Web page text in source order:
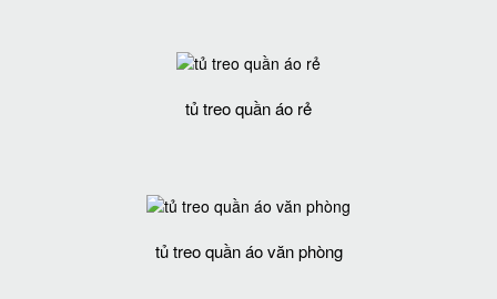
tủ treo quần áo rẻ
tủ treo quần áo văn phòng